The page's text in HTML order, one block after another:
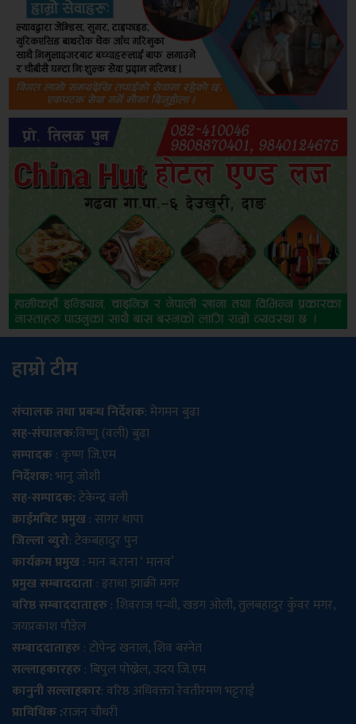
हाम्रो टीम
संचालक तथा प्रबन्ध निर्देशक: मेगमन बुढा
सह-संचालक:विष्णु (वली) बुढा
सम्पादक: कृष्ण जि.एम
निर्देशक:भानु जोशी
सह-सम्पादक:टेकेन्द्र वली
क्राईमबिट प्रमुख: सागर थापा
जिल्ला ब्युरो: टेकबहादुर पुन
कार्यक्रम प्रमुख: मान ब.राना ‘ मानव’
प्रमुख सम्बाददाता: इराधा झाक्री मगर
वरिष्ठ सम्बाददाताहरु: शिवराज पन्थी, खडग ओली, तुलबहादुर कुँवर मगर,
जयप्रकाश पौडेल
सम्बाददाताहरु: टोपेन्द्र खनाल, शिव बस्नेत
सल्लाहकारहरु: बिपुल पोख्रेल, उदय जि.एम
कानुनी सल्लाहकार: वरिष्ठ अधिवक्ता रेवतीरमण भट्टराई
प्राविधिक :राजन चौधरी